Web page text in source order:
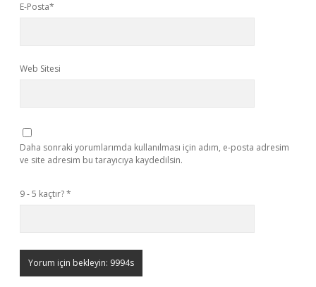
E-Posta*
Web Sitesi
Daha sonraki yorumlarımda kullanılması için adım, e-posta adresim
ve site adresim bu tarayıcıya kaydedilsin.
9 - 5 kaçtır?*